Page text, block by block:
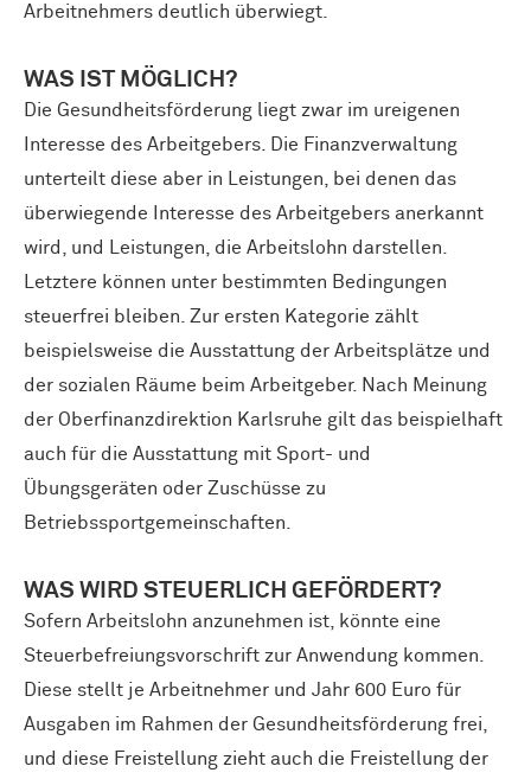
Arbeitnehmers deutlich überwiegt.
WAS IST MÖGLICH?
Die Gesundheitsförderung liegt zwar im ureigenen
Interesse des Arbeitgebers. Die Finanzverwaltung
unterteilt diese aber in Leistungen, bei denen das
überwiegende Interesse des Arbeitgebers anerkannt
wird, und Leistungen, die Arbeitslohn darstellen.
Letztere können unter bestimmten Bedingungen
steuerfrei bleiben. Zur ersten Kategorie zählt
beispielsweise die Ausstattung der Arbeitsplätze und
der sozialen Räume beim Arbeitgeber. Nach Meinung
der Oberfinanzdirektion Karlsruhe gilt das beispielhaft
auch für die Ausstattung mit Sport- und
Übungsgeräten oder Zuschüsse zu
Betriebssportgemeinschaften.
WAS WIRD STEUERLICH GEFÖRDERT?
Sofern Arbeitslohn anzunehmen ist, könnte eine
Steuerbefreiungsvorschrift zur Anwendung kommen.
Diese stellt je Arbeitnehmer und Jahr 600 Euro für
Ausgaben im Rahmen der Gesundheitsförderung frei,
und diese Freistellung zieht auch die Freistellung der